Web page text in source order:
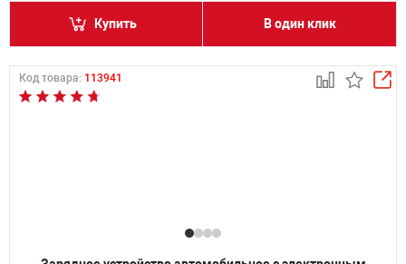
Купить В один клик
Код товара: 113941